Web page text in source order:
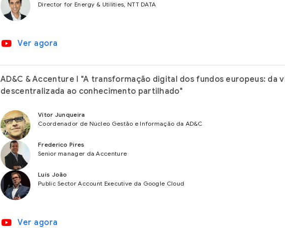
Director for Energy & Utilities, NTT DATA
video_youtube Ver agora
AD&C & Accenture I "A transformação digital dos fundos europeus: da
descentralizada ao conhecimento partilhado"
Vítor Junqueira
Coordenador de Núcleo Gestão e Informação da AD&C
Frederico Pires
Senior manager da Accenture
Luís João
Public Sector Account Executive da Google Cloud
video_youtube Ver agora